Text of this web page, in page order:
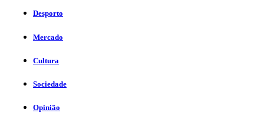
Desporto
Mercado
Cultura
Sociedade
Opinião